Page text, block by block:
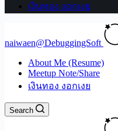
เงินทอง งอกเงย
naiwaen@DebuggingSoft
About Me (Resume)
Meetup Note/Share
เงินทอง งอกเงย
Search